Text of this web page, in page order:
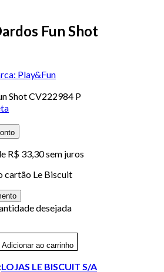
Fun Shot
Play&Fun
Shot CV222984 P
R$ 33,30 sem juros
cartão Le Biscuit
desejada
Adicionar ao carrinho
LOJAS LE BISCUIT S/A